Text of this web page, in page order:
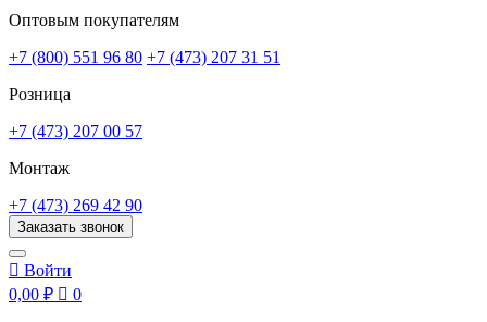
Оптовым покупателям
+7 (800) 551 96 80 +7 (473) 207 31 51
Розница
+7 (473) 207 00 57
Монтаж
+7 (473) 269 42 90
Заказать звонок
 Войти
0,00 ₽  0